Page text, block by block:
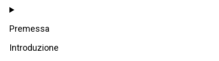
Premessa
Introduzione